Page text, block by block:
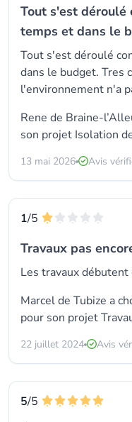
Tout s'est déroulé
temps et dans le
Tout s'est déroulé
dans le budget. Tres
l'environnement n'a
Rene de Braine-
son projet Isolation
13 mai 2026 Avis
1/5
Travaux pas
Les travaux
Marcel de Tubize a
pour son projet
22 juillet 2024 Avis
5/5